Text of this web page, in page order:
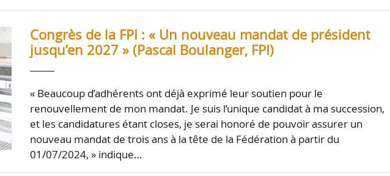
Congrès de la FPI : « Un nouveau mandat de président
jusqu’en 2027 » (Pascal Boulanger, FPI)
« Beaucoup d’adhérents ont déjà exprimé leur soutien pour le
renouvellement de mon mandat. Je suis l’unique candidat à ma succession,
et les candidatures étant closes, je serai honoré de pouvoir assurer un
nouveau mandat de trois ans à la tête de la Fédération à partir du
01/07/2024, » indique…